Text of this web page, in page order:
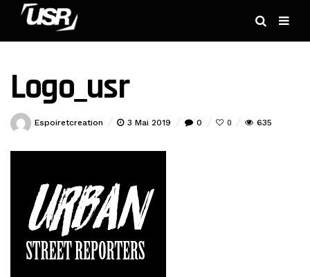
Logo_usr
Espoiretcreation 3 Mai 2019 0 0 635